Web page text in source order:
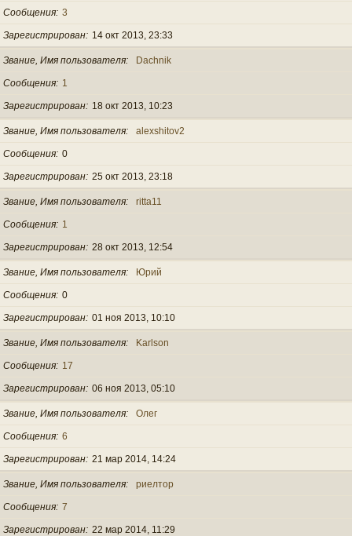
Сообщения 3
Зарегистрирован 14 окт 2013, 23:33
Звание, Имя пользователя Dachnik
Сообщения 1
Зарегистрирован 18 окт 2013, 10:23
Звание, Имя пользователя alexshitov2
Сообщения 0
Зарегистрирован 25 окт 2013, 23:18
Звание, Имя пользователя ritta11
Сообщения 1
Зарегистрирован 28 окт 2013, 12:54
Звание, Имя пользователя Юрий
Сообщения 0
Зарегистрирован 01 ноя 2013, 10:10
Звание, Имя пользователя Karlson
Сообщения 17
Зарегистрирован 06 ноя 2013, 05:10
Звание, Имя пользователя Олег
Сообщения 6
Зарегистрирован 21 мар 2014, 14:24
Звание, Имя пользователя риелтор
Сообщения 7
Зарегистрирован 22 мар 2014, 11:29